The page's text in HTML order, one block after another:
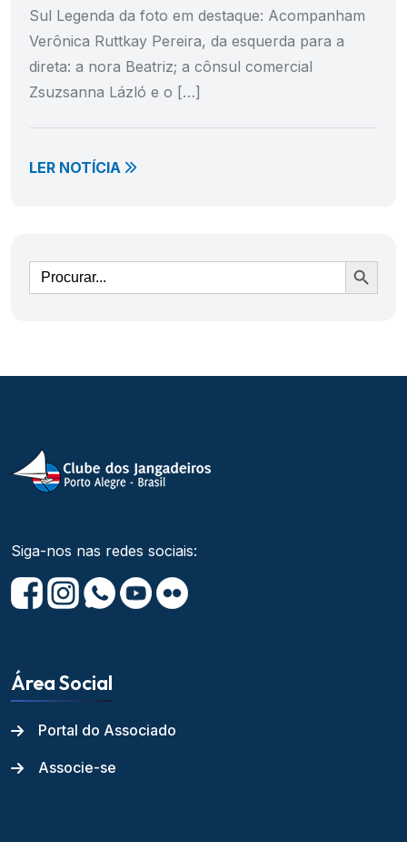
Sul Legenda da foto em destaque: Acompanham
Verônica Ruttkay Pereira, da esquerda para a
direta: a nora Beatriz; a cônsul comercial
Zsuzsanna Lázló e o […]
LER NOTÍCIA
Ir
Siga-nos nas redes sociais:
Área Social
Portal do Associado
Associe-se